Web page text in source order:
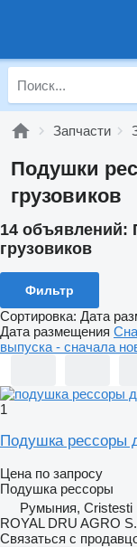
Запчасти
Подушки
грузовиков
14 объявлений:
грузовиков
Фильтр
Сортировка: Дата
Дата размещения
выпуска - сначала
1
Подушка рессоры
Цена по запросу
Подушка рессоры
Румыния, Cristesti
ROYAL DRU AGRO
Связаться с